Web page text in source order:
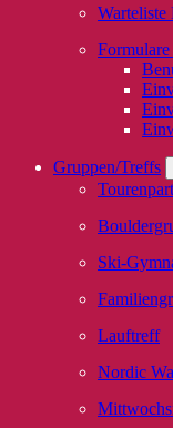
Warteliste
Gruppen/Treffs
Ski-
Lauftreff
Nordic